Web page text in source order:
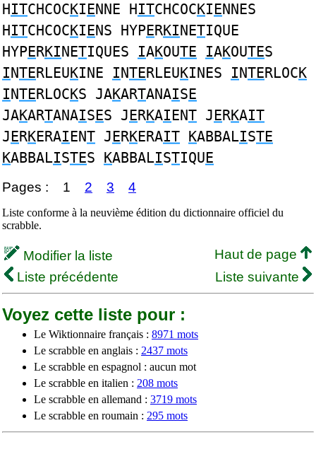
HITCHCOCKIENNE HITCHCOCKIENNES
HITCHCOCKIENS HYPERKINETIQUE
HYPERKINETIQUES IAKOUTE IAKOUTES
INTERLEUKINE INTERLEUKINES INTERLOCK
INTERLOCKS JAKARTANAISE
JAKARTANAISES JERKAIENT JERKAIT
JERKERAIENT JERKERAIT KABBALISTE
KABBALISTES KABBALISTIQUE
Pages : 1 2 3 4
Liste conforme à la neuvième édition du dictionnaire officiel du
scrabble.
Modifier la liste
Haut de page
Liste précédente
Liste suivante
Voyez cette liste pour :
Le Wiktionnaire français : 8971 mots
Le scrabble en anglais : 2437 mots
Le scrabble en espagnol : aucun mot
Le scrabble en italien : 208 mots
Le scrabble en allemand : 3719 mots
Le scrabble en roumain : 295 mots